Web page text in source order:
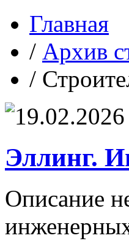
Главная
/ Архив
/
19.02.2026
Эллинг.
Описание